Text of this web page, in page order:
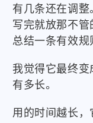
有几条还在调
写完就放那不
总结一条有效规
我觉得它最终变
有多长。
用的时间越长，